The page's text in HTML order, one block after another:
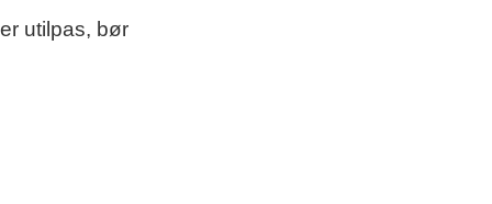
utilpas, bør